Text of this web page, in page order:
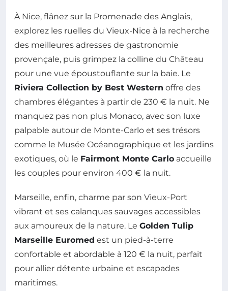
À Nice, flânez sur la Promenade des Anglais,
explorez les ruelles du Vieux-Nice à la recherche
des meilleures adresses de gastronomie
provençale, puis grimpez la colline du Château
pour une vue époustouflante sur la baie. Le
Riviera Collection by Best Western offre des
chambres élégantes à partir de 230 € la nuit. Ne
manquez pas non plus Monaco, avec son luxe
palpable autour de Monte-Carlo et ses trésors
comme le Musée Océanographique et les jardins
exotiques, où le Fairmont Monte Carlo accueille
les couples pour environ 400 € la nuit.
Marseille, enfin, charme par son Vieux-Port
vibrant et ses calanques sauvages accessibles
aux amoureux de la nature. Le Golden Tulip
Marseille Euromed est un pied-à-terre
confortable et abordable à 120 € la nuit, parfait
pour allier détente urbaine et escapades
maritimes.